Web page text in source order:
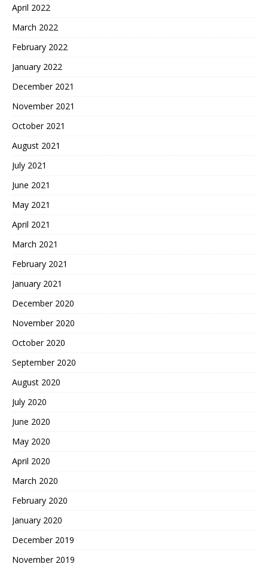
April 2022
March 2022
February 2022
January 2022
December 2021
November 2021
October 2021
August 2021
July 2021
June 2021
May 2021
April 2021
March 2021
February 2021
January 2021
December 2020
November 2020
October 2020
September 2020
August 2020
July 2020
June 2020
May 2020
April 2020
March 2020
February 2020
January 2020
December 2019
November 2019